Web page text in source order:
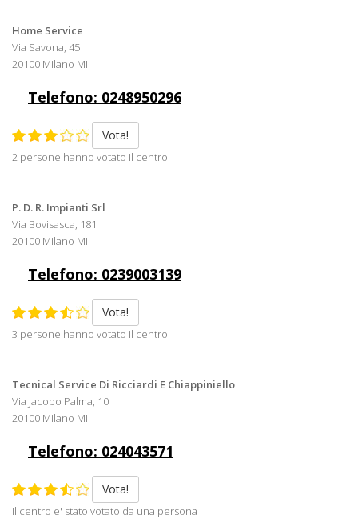
Home Service
Via Savona, 45
20100 Milano MI
Telefono: 0248950296
Vota!
2 persone hanno votato il centro
P. D. R. Impianti Srl
Via Bovisasca, 181
20100 Milano MI
Telefono: 0239003139
Vota!
3 persone hanno votato il centro
Tecnical Service Di Ricciardi E Chiappiniello
Via Jacopo Palma, 10
20100 Milano MI
Telefono: 024043571
Vota!
Il centro e' stato votato da una persona